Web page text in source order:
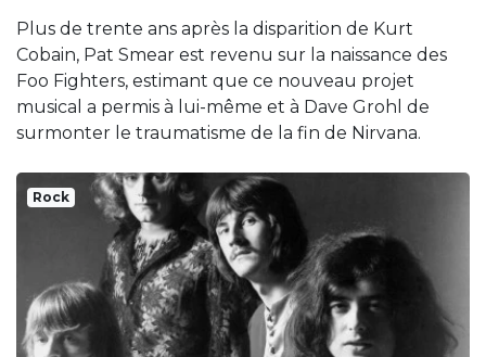
Plus de trente ans après la disparition de Kurt
Cobain, Pat Smear est revenu sur la naissance des
Foo Fighters, estimant que ce nouveau projet
musical a permis à lui-même et à Dave Grohl de
surmonter le traumatisme de la fin de Nirvana.
Rock